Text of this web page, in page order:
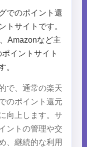
でのポイント還
トサイトです。
Amazonなど主
イントサイト
。
で、通常の楽天
のポイント還元
向上します。サ
ントの管理や交
、継続的な利用